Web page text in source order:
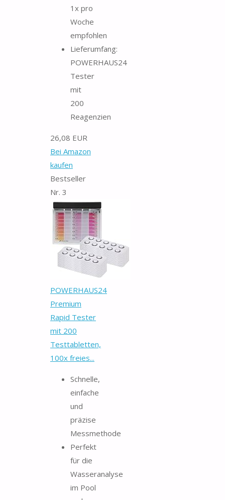
1x pro
Woche
empfohlen
Lieferumfang:
POWERHAUS24
Tester
mit
200
Reagenzien
26,08 EUR
Bei Amazon
kaufen
Bestseller
Nr. 3
POWERHAUS24
Premium
Rapid Tester
mit 200
Testtabletten,
100x freies...
Schnelle,
einfache
und
präzise
Messmethode
Perfekt
für die
Wasseranalyse
im Pool